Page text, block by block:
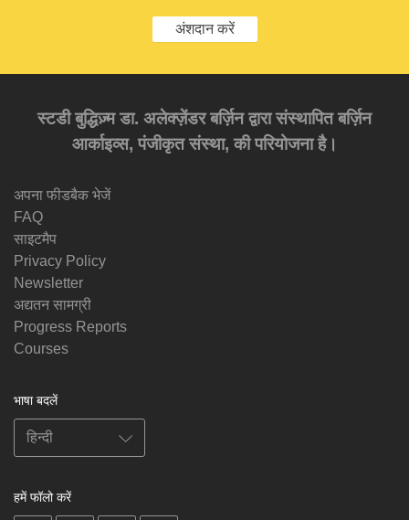
अंशदान करें
स्टडी बुद्धिज़्म डा. अलेक्ज़ेंडर बर्ज़िन द्वारा संस्थापित बर्ज़िन
आर्काइव्स, पंजीकृत संस्था, की परियोजना है।
अपना फीडबैक भेजें
FAQ
साइटमैप
Privacy Policy
Newsletter
अद्यतन सामग्री
Progress Reports
Courses
भाषा बदलें
हमें फॉलो करें